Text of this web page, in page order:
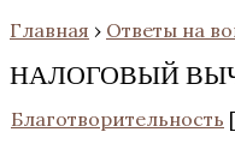
Главная › Ответы на
НАЛОГОВЫЙ
Благотворительность